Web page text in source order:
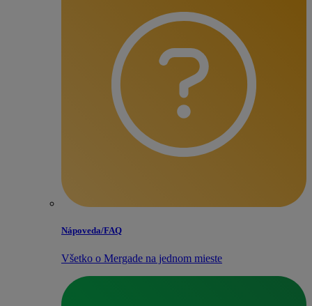
Nápoveda/​FAQ
Všetko o Mergade na jednom mieste